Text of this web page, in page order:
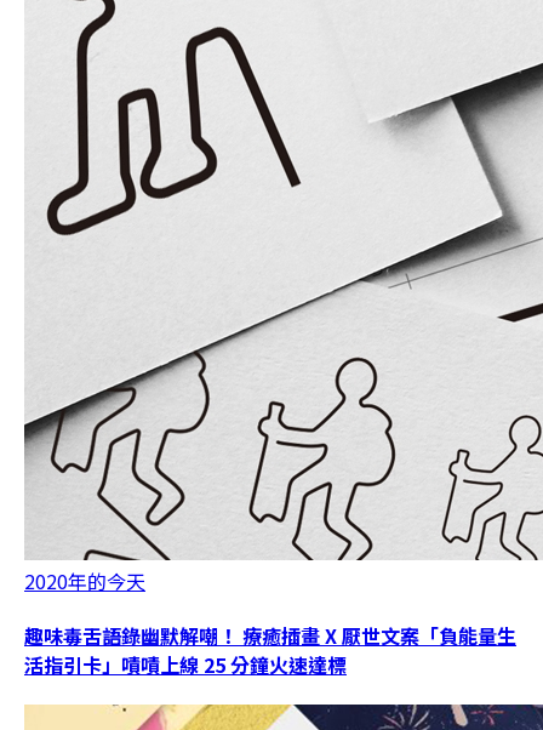
2020年的今天
趣味毒舌語錄幽默解嘲！ 療癒插畫 X 厭世文案「負能量生
活指引卡」嘖嘖上線 25 分鐘火速達標